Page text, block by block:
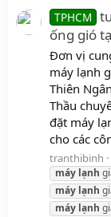
TPHCM
ống gió
Đơn vị
máy lạnh
Thiên
Thầu
đặt máy
cho các
tranthibinh
máy lạnh
máy lạnh
máy lạnh